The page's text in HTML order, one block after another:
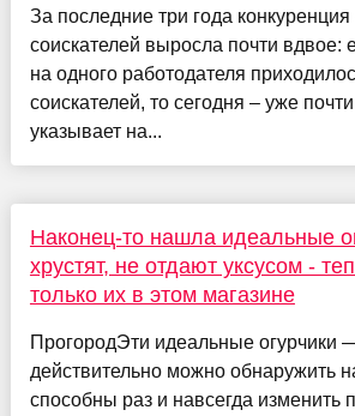
За последние три года конкуренция
соискателей выросла почти вдвое:
на одного работодателя
соискателей, то сегодня – уже
указывает на...
Наконец-то нашла идеальные
хрустят, не отдают уксусом -
только их в этом магазине
ПрогородЭти идеальные
действительно можно обнаружить
способны раз и навсегда изменить